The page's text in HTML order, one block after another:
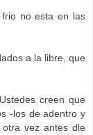
no esta en las
a la libre, que
creen que
-los de adentro y
vez antes dle